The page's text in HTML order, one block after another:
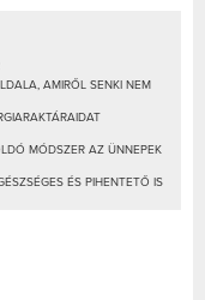
AMIRŐL SENKI NEM
MÓDSZER AZ ÜNNEPEK
ÉS PIHENTETŐ IS